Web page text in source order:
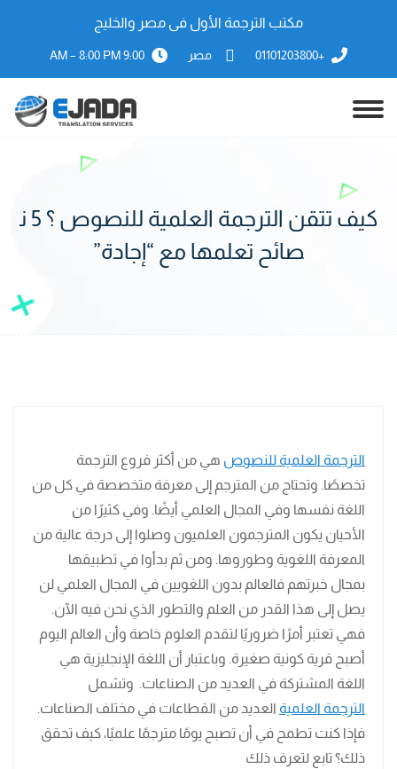
مكتب الترجمة الأول فى مصر والخليج
+01101203800 مصر 9:00 AM – 8:00 PM
كيف تتقن الترجمة العلمية للنصوص ؟ 5 ن
صائح تعلمها مع “إجادة”
الترجمة العلمية للنصوص هي من أكثر فروع الترجمة
تخصصًا. وتحتاج من المترجم إلى معرفة متخصصة في كل من
اللغة نفسها وفي المجال العلمي أيضًا. وفي كثيرًا من
الأحيان يكون المترجمون العلميون وصلوا إلى درجة عالية من
المعرفة اللغوية وطوروها. ومن ثم بدأوا في تطبيقها
بمجال خبرتهم فالعالم بدون اللغويين في المجال العلمي لن
يصل إلى هذا القدر من العلم والتطور الذي نحن فيه الآن.
فهي تعتبر أمرًا ضروريًا لتقدم العلوم خاصة وأن العالم اليوم
أصبح قرية كونية صغيرة. وباعتبار أن اللغة الإنجليزية هي
اللغة المشتركة في العديد من الصناعات. وتشمل
الترجمة العلمية العديد من القطاعات في مختلف الصناعات.
فإذا كنت تطمح في أن تصبح يومًا مترجمًا علميًا، كيف تحقق
ذلك؟ تابع لتعرف ذلك